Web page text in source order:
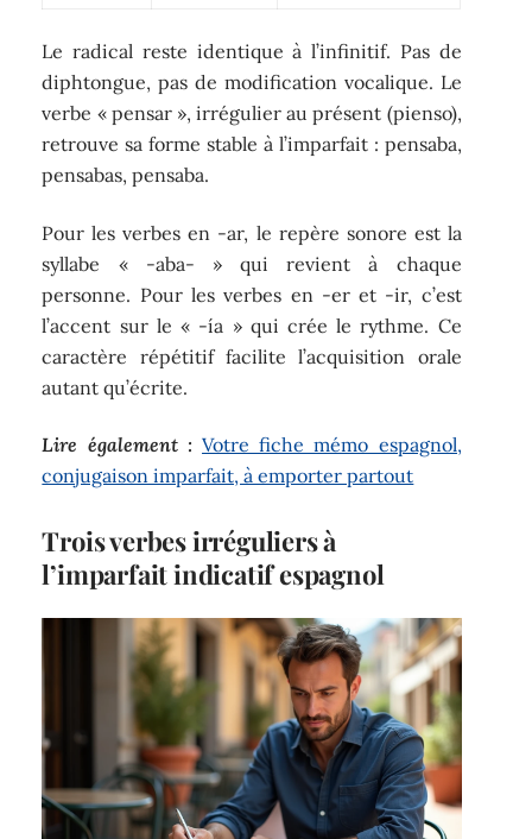
Le radical reste identique à l’infinitif. Pas de
diphtongue, pas de modification vocalique. Le
verbe « pensar », irrégulier au présent (pienso),
retrouve sa forme stable à l’imparfait : pensaba,
pensabas, pensaba.
Pour les verbes en -ar, le repère sonore est la
syllabe « -aba- » qui revient à chaque
personne. Pour les verbes en -er et -ir, c’est
l’accent sur le « -ía » qui crée le rythme. Ce
caractère répétitif facilite l’acquisition orale
autant qu’écrite.
Lire également : Votre fiche mémo espagnol,
conjugaison imparfait, à emporter partout
Trois verbes irréguliers à
l’imparfait indicatif espagnol